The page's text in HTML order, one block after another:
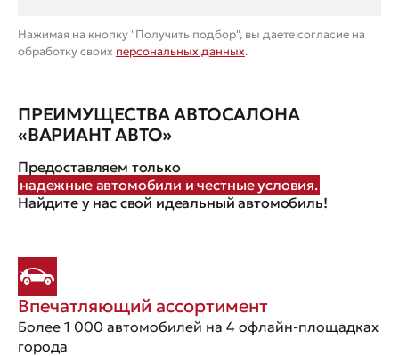
Нажимая на кнопку "Получить подбор", вы даете согласие на
обработку своих персональных данных.
ПРЕИМУЩЕСТВА АВТОСАЛОНА
«ВАРИАНТ АВТО»
Предоставляем только
надежные автомобили и честные условия.
Найдите у нас свой идеальный автомобиль!
Впечатляющий ассортимент
Более 1 000 автомобилей на 4 офлайн-площадках
города